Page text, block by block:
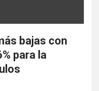
bajas con
para la